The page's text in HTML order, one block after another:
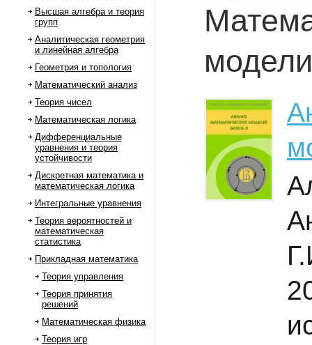
Высшая алгебра и теория
групп
Аналитическая геометрия
и линейная алгебра
Геометрия и топология
Математический анализ
Теория чисел
Математическая логика
Дифференциальные
уравнения и теория
устойчивости
Дискретная математика и
математическая логика
Интегральные уравнения
Теория вероятностей и
математическая
статистика
Прикладная математика
Теория управления
Теория принятия
решений
Математическая физика
Теория игр